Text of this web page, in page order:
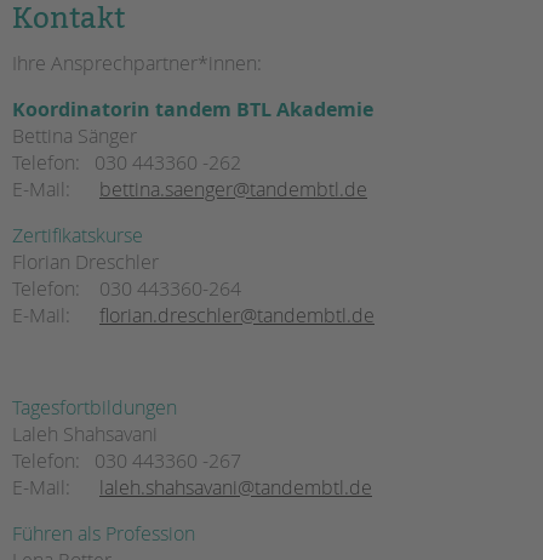
Kontakt
Ihre Ansprechpartner*innen:
Koordinatorin tandem BTL Akademie
Bettina Sänger
Telefon:
030 443360 -262
E-Mail:
bettina.saenger@tandembtl.de
Zertifikatskurse
Florian Dreschler
Telefon:
030 443360-264
E-Mail:
florian.dreschler@tandembtl.de
Tagesfortbildungen
Laleh Shahsavani
Telefon:
030 443360 -267
E-Mail:
laleh.shahsavani@tandembtl.de
Führen als Profession